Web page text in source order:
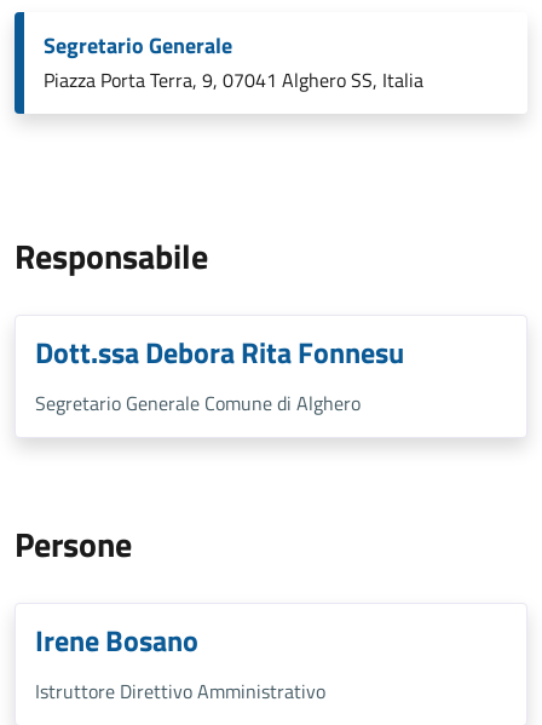
Segretario Generale
Piazza Porta Terra, 9, 07041 Alghero SS, Italia
Responsabile
Dott.ssa Debora Rita Fonnesu
Segretario Generale Comune di Alghero
Persone
Irene Bosano
Istruttore Direttivo Amministrativo